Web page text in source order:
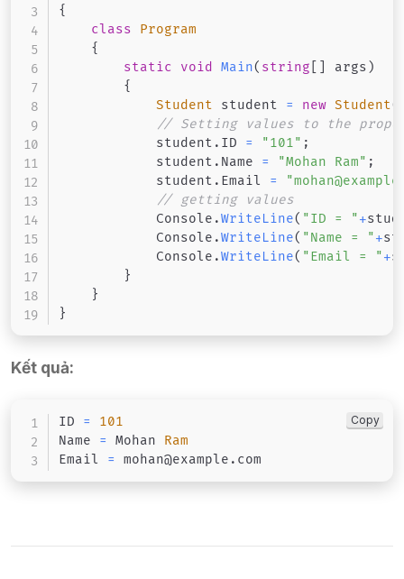
{
class
Program
{
static
void Main( string args )
{
Student student = new Student(
// Setting values to the
            student
. ID = "101" ;
            student
. Name = "Mohan Ram" ;
            student
. Email =
// getting values
            Console
.WriteLine( "ID = "+
            Console
.WriteLine( "Name = "+
            Console
.WriteLine( "Email = "+
}
}
}
Kết quả:
ID =
101
Name = Mohan Ram
Email = mohan@example . com​
Copy